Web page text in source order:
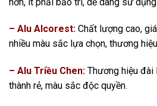
– Alu Alcorest: Chất lượng cao,
nhiều màu sắc lựa chọn, thương
– Alu Triều Chen: Thương hiệu đài
thành rẻ, màu sắc độc quyền.